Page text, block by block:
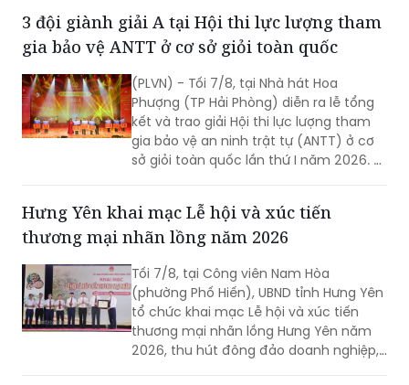
3 đội giành giải A tại Hội thi lực lượng tham
gia bảo vệ ANTT ở cơ sở giỏi toàn quốc
(PLVN) - Tối 7/8, tại Nhà hát Hoa
Phượng (TP Hải Phòng) diễn ra lễ tổng
kết và trao giải Hội thi lực lượng tham
gia bảo vệ an ninh trật tự (ANTT) ở cơ
sở giỏi toàn quốc lần thứ I năm 2026. 3
Hưng Yên khai mạc Lễ hội và xúc tiến
thương mại nhãn lồng năm 2026
Tối 7/8, tại Công viên Nam Hòa
(phường Phố Hiến), UBND tỉnh Hưng Yên
tổ chức khai mạc Lễ hội và xúc tiến
thương mại nhãn lồng Hưng Yên năm
2026, thu hút đông đảo doanh nghiệp,